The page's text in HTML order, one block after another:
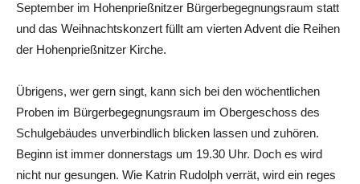
September im Hohenprießnitzer Bürgerbegegnungsraum statt
und das Weihnachtskonzert füllt am vierten Advent die Reihen
der Hohenprießnitzer Kirche.
Übrigens, wer gern singt, kann sich bei den wöchentlichen
Proben im Bürgerbegegnungsraum im Obergeschoss des
Schulgebäudes unverbindlich blicken lassen und zuhören.
Beginn ist immer donnerstags um 19.30 Uhr. Doch es wird
nicht nur gesungen. Wie Katrin Rudolph verrät, wird ein reges